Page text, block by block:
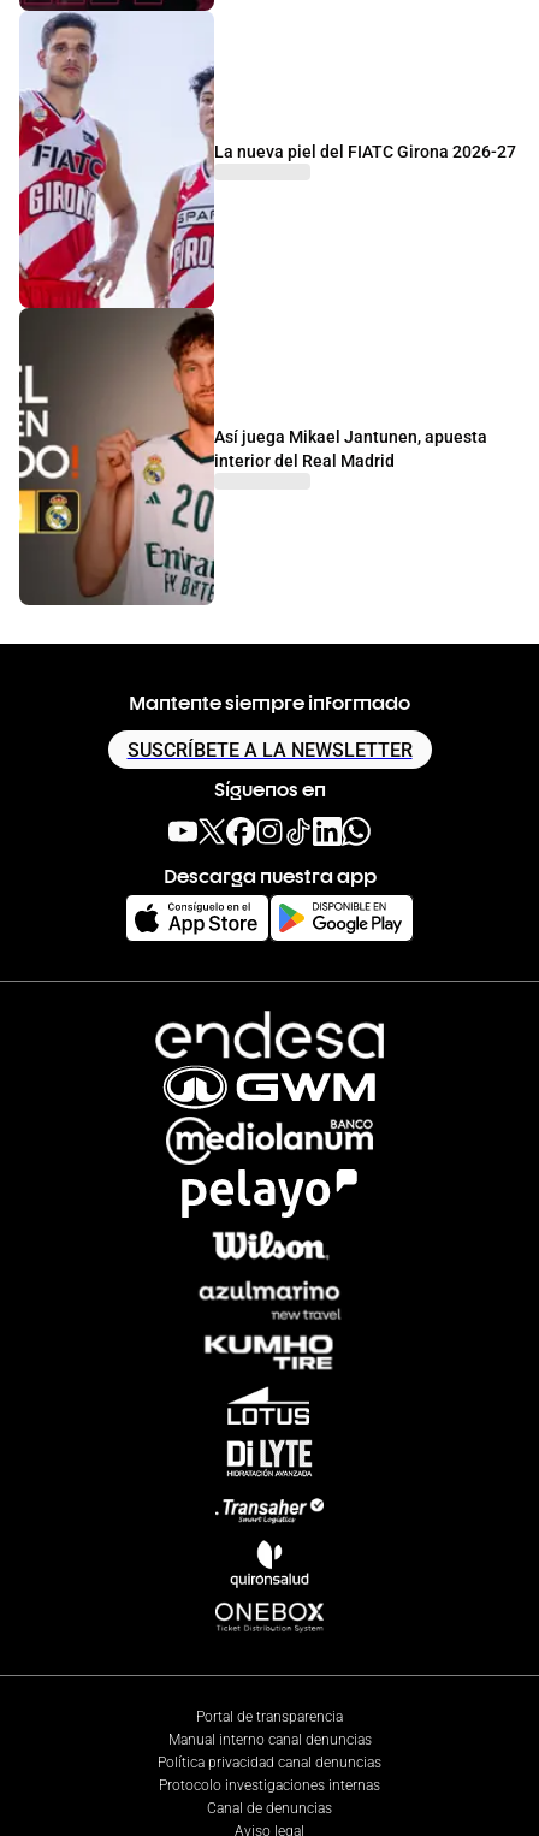
La nueva piel del FIATC Girona 2026-27
Así juega Mikael Jantunen, apuesta
interior del Real Madrid
Mantente siempre informado
SUSCRÍBETE A LA NEWSLETTER
Síguenos en
Descarga nuestra app
Portal de transparencia
Manual interno canal denuncias
Política privacidad canal denuncias
Protocolo investigaciones internas
Canal de denuncias
Aviso legal